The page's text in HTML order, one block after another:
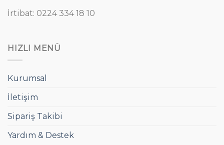
İrtibat: 0224 334 18 10
HIZLI MENÜ
Kurumsal
İletişim
Sipariş Takibi
Yardım & Destek